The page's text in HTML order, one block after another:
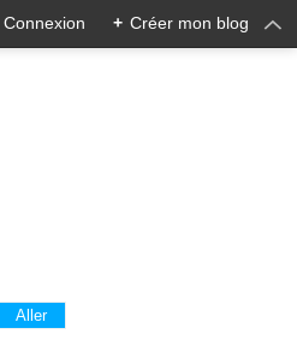
Connexion + Créer mon blog